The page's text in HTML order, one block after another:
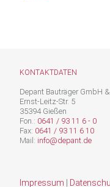
KONTAKTDATEN
Depant Bauträger GmbH
Ernst-Leitz-Str. 5
35394 Gießen
Fon.: 0641 / 93 11 6 - 0
Fax: 0641 / 93 11 6 10
Mail: info@depant.de
Impressum